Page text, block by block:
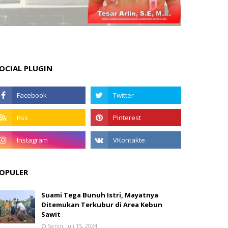
PLUGIN
Suami Tega Bunuh Istri, Mayatnya
Ditemukan Terkubur di Area Kebun
Sawit
Senin, Juli 15, 2024